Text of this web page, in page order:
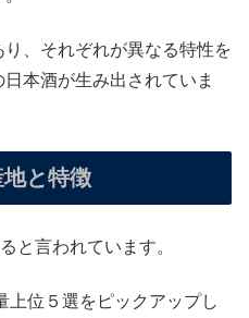
、それぞれが異なる特性を
本酒が生み出されていま
と特徴
と言われています。
上位５選をピックアップし